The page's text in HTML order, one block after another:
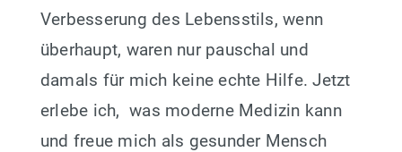
Verbesserung des Lebensstils, wenn
überhaupt, waren nur pauschal und
damals für mich keine echte Hilfe. Jetzt
erlebe ich, was moderne Medizin kann
und freue mich als gesunder Mensch